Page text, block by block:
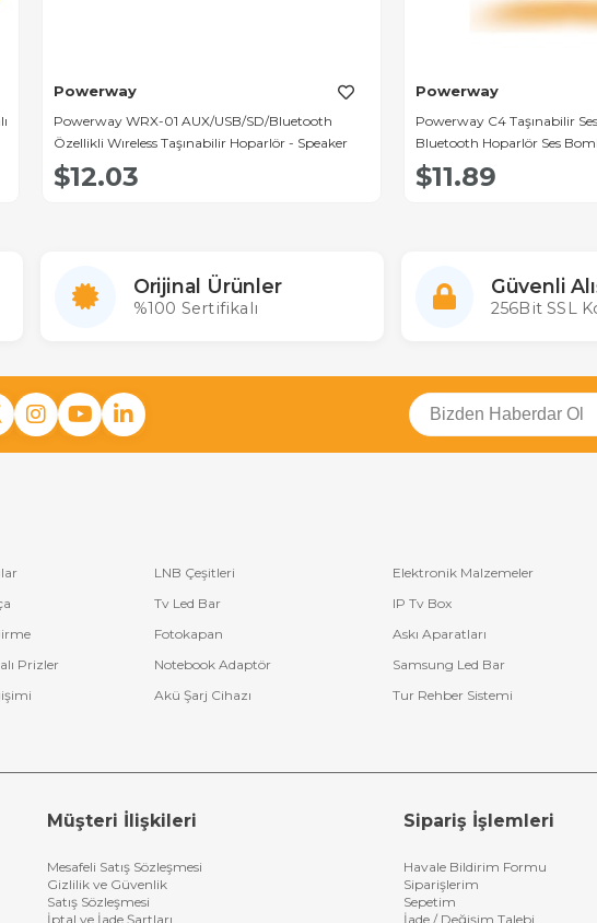
Powerway
Powerway WRX-01 AUX/USB/SD/Bluetooth
Özellikli Wıreless Taşınabilir Hoparlör - Speaker
$12.03
Powerway
Powerway C4 Taşınabilir
Bluetooth Hoparlör Ses
$11.89
Orijinal Ürünler
%100 Sertifikalı
Güvenli
256Bit SSL
LNB Çeşitleri Elektronik Malzemeler
Tv Led Bar IP Tv Box
Fotokapan Askı Aparatları
Prizler Notebook Adaptör Samsung Led Bar
Akü Şarj Cihazı Tur Rehber Sistemi
Müşteri İlişkileri
Mesafeli Satış Sözleşmesi
Gizlilik ve Güvenlik
Satış Sözleşmesi
İptal ve İade Şartları
Sipariş İşlemleri
Havale Bildirim Formu
Siparişlerim
Sepetim
İade / Değişim Talebi